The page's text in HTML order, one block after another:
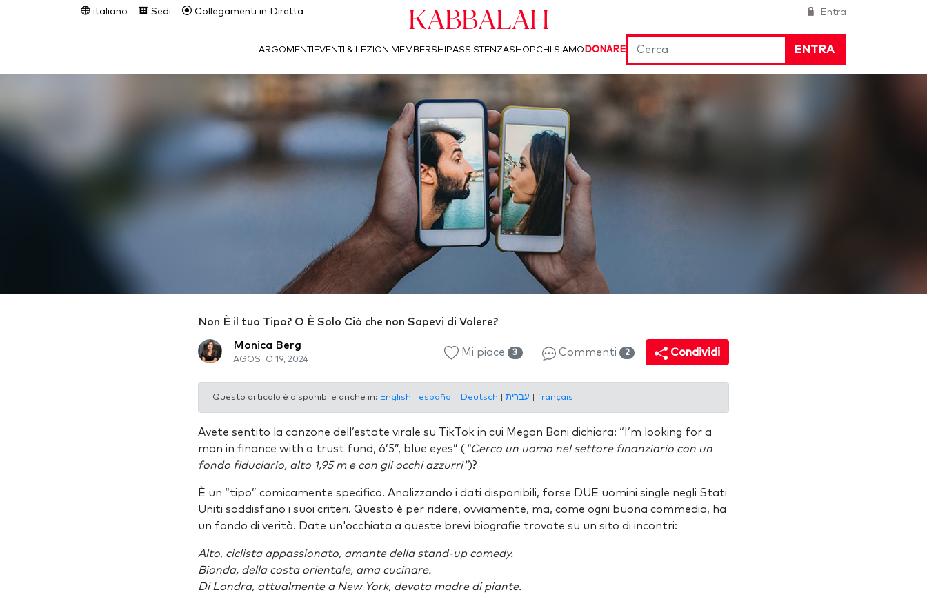
Entra
italiano Sedi Collegamenti in Diretta Kabbalah
ENTRA
ARGOMENTI EVENTI & LEZIONI MEMBERSHIPASSISTENZASHOPCHI SIAMO DONARE
Non È il tuo Tipo? O È Solo Ciò che non Sapevi di Volere?
Monica Berg
AGOSTO 19, 2024
Mi piace 3 Commenti 2 Condividi
Questo articolo è disponibile anche in: English español Deutsch français
Avete sentito la canzone dell’estate virale su TikTok in cui Megan Boni dichiara: “I’m looking for a
man in finance with a trust fund, 6’5”, blue eyes” ( "Cerco un uomo nel settore finanziario con un
fondo fiduciario, alto 1,95 m e con gli occhi azzurri")?
È un “tipo” comicamente specifico. Analizzando i dati disponibili, forse DUE uomini single negli Stati
Uniti soddisfano i suoi criteri. Questo è per ridere, ovviamente, ma, come ogni buona commedia, ha
un fondo di verità. Date un'occhiata a queste brevi biografie trovate su un sito di incontri:
Alto, ciclista appassionato, amante della stand-up comedy.
Bionda, della costa orientale, ama cucinare.
Di Londra, attualmente a New York, devota madre di piante.